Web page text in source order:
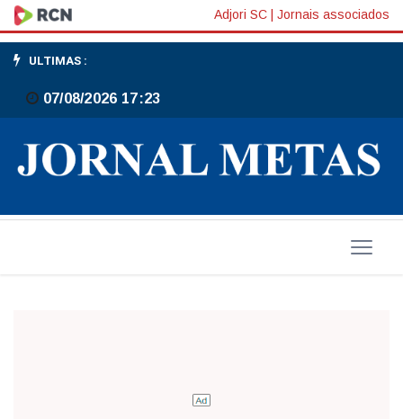
Vírus Adjori SC Jornais associados
ULTIMAS :
07/08/2026 17:23